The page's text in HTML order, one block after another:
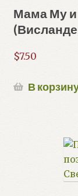
Мама Му и
$7.50
В